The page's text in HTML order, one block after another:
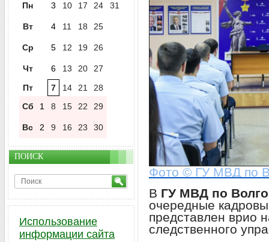
Фото © ГУ МВД по
В ГУ МВД по
очередные
представлен врио
следственного
Пн 3 10 17 24 31
Вт 4 11 18 25
Ср 5 12 19 26
Чт 6 13 20
27
Пт
7 14 21
28
Сб
1 8 15 22 29
Вс 2 9 16 23 30
ПОИСК
Использование
информации сайта